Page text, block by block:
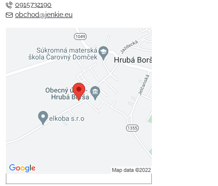
0915732190
obchod@jenkie.eu
Externý obsah je blokovaný
Voľbami súkromia
Prajete si načítať externý obsah?
Povoliť tentokrát
Povoliť a zapamätať - súhlas s